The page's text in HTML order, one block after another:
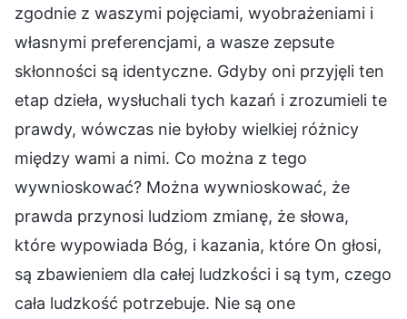
zgodnie z waszymi pojęciami, wyobrażeniami i
własnymi preferencjami, a wasze zepsute
skłonności są identyczne. Gdyby oni przyjęli ten
etap dzieła, wysłuchali tych kazań i zrozumieli te
prawdy, wówczas nie byłoby wielkiej różnicy
między wami a nimi. Co można z tego
wywnioskować? Można wywnioskować, że
prawda przynosi ludziom zmianę, że słowa,
które wypowiada Bóg, i kazania, które On głosi,
są zbawieniem dla całej ludzkości i są tym, czego
cała ludzkość potrzebuje. Nie są one